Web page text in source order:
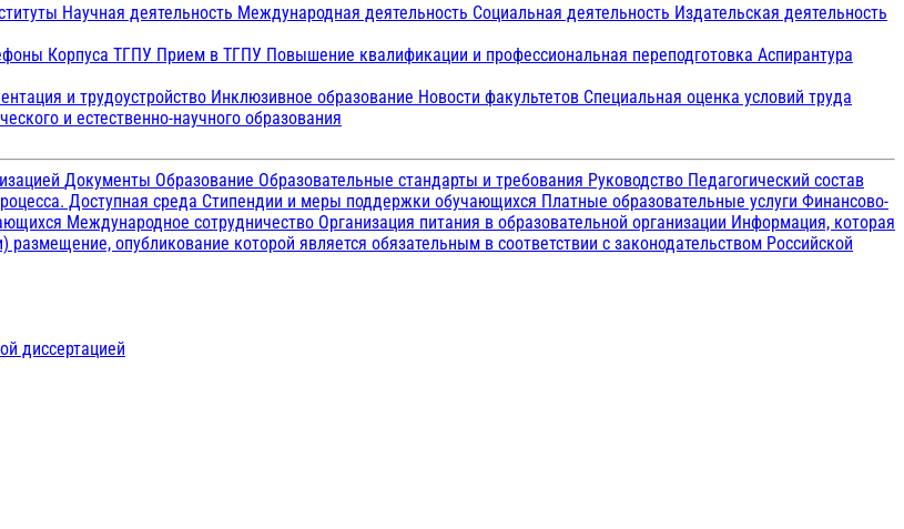
Научная деятельность Международная деятельность Социальная деятельность Издательская деятельность
Корпуса ТГПУ Прием в ТГПУ Повышение квалификации и профессиональная переподготовка Аспирантура
и трудоустройство Инклюзивное образование Новости факультетов Специальная оценка условий труда
и естественно-научного образования
Документы Образование Образовательные стандарты и требования Руководство Педагогический состав
Доступная среда Стипендии и меры поддержки обучающихся Платные образовательные услуги Финансово-
Международное сотрудничество Организация питания в образовательной организации Информация, которая
опубликование которой является обязательным в соответствии с законодательством Российской
диссертацией